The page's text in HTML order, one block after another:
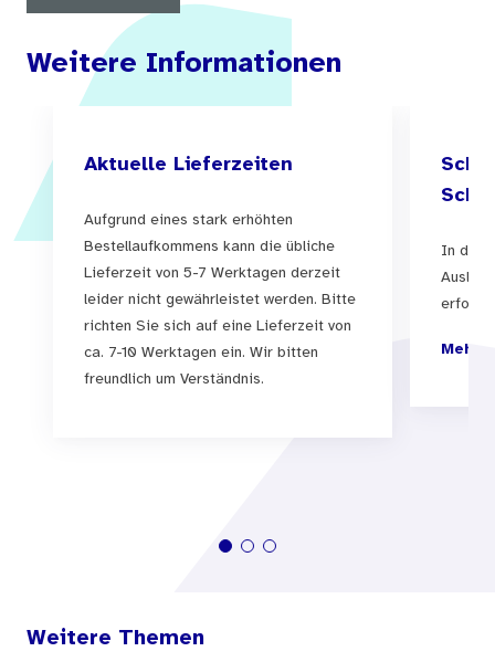
eigenständiges Medium entwickelt, das
Jugendlichen ab 13 Jahren umfangreiche
Informationen über Sexualität, Verhütung und
wurde: www.loveline.de. Mane Huchler stellt die
Geschichte und die Perspektiven dieses
Mediums vor.
Schließlich berichten Reiner Wanielik und Lothar
Reuter über das Projekt „Sexualpädagogische
Jungenarbeit in der Heimerziehung“, eine
dem Projekt ist eine wertvolle Arbeitshilfe
Weitere Informationen
Aktuelle Lieferzeiten
Aufgrund eines stark erhöhten
Bestellaufkommens kann die übliche
Lieferzeit von 5-7 Werktagen derzeit
leider nicht gewährleistet werden. Bitte
richten Sie sich auf eine Lieferzeit von
ca. 7-10 Werktagen ein. Wir bitten
freundlich um Verständnis.
In der
Mehr
Weitere Themen